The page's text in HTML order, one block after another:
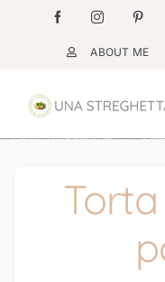
contenuto
FacebookInstagram
ABOUT ME